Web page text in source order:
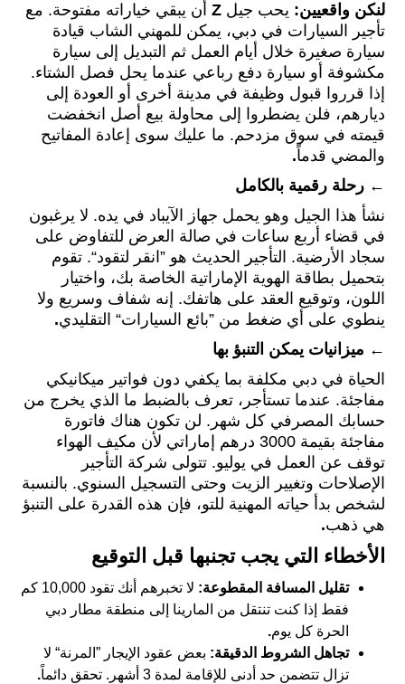
لنكن واقعيين: يحب جيل Z أن يبقي خياراته مفتوحة. مع
تأجير السيارات في دبي، يمكن للمهني الشاب قيادة
سيارة صغيرة خلال أيام العمل ثم التبديل إلى سيارة
مكشوفة أو سيارة دفع رباعي عندما يحل فصل الشتاء.
إذا قرروا قبول وظيفة في مدينة أخرى أو العودة إلى
ديارهم، فلن يضطروا إلى محاولة بيع أصل انخفضت
قيمته في سوق مزدحم. ما عليك سوى إعادة المفاتيح
والمضي قدماً.
←رحلة رقمية بالكامل
نشأ هذا الجيل وهو يحمل جهاز الآيباد في يده. لا يرغبون
في قضاء أربع ساعات في صالة العرض للتفاوض على
سجاد الأرضية. التأجير الحديث هو ”انقر لتقود“. تقوم
بتحميل بطاقة الهوية الإماراتية الخاصة بك، واختيار
اللون، وتوقيع العقد على هاتفك. إنه شفاف وسريع ولا
ينطوي على أي ضغط من ”بائع السيارات“ التقليدي.
← ميزانيات يمكن التنبؤ بها
الحياة في دبي مكلفة بما يكفي دون فواتير ميكانيكي
مفاجئة. عندما تستأجر، تعرف بالضبط ما الذي يخرج من
حسابك المصرفي كل شهر. لن تكون هناك فاتورة
مفاجئة بقيمة 3000 درهم إماراتي لأن مكيف الهواء
توقف عن العمل في يوليو. تتولى شركة التأجير
الإصلاحات وتغيير الزيت وحتى التسجيل السنوي. بالنسبة
لشخص بدأ حياته المهنية للتو، فإن هذه القدرة على التنبؤ
هي ذهب.
الأخطاء التي يجب تجنبها قبل التوقيع
تقليل المسافة المقطوعة:
لا تخبرهم أنك تقود 10,000 كم
فقط إذا كنت تنتقل من المارينا إلى منطقة مطار دبي
الحرة كل يوم.
تجاهل الشروط الدقيقة: بعض عقود الإيجار ”المرنة“ لا
تزال تتضمن حد أدنى للإقامة لمدة 3 أشهر. تحقق دائماً
.